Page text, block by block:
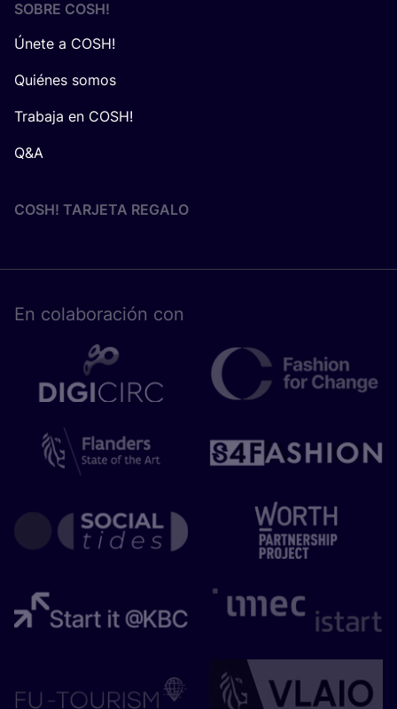
SOBRE COSH!
Únete a COSH!
Quiénes somos
Trabaja en COSH!
Q&A
COSH! TARJETA REGALO
En cola­bo­ra­ción con